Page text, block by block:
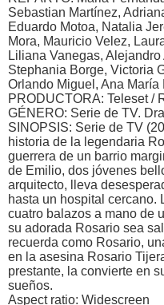
Sebastian Martínez,
Eduardo Motoa, Natalia
Mora, Mauricio Velez,
Liliana Vanegas,
Stephania Borge, Victoria
Orlando Miguel, Ana María
PRODUCTORA: Teleset /
GÉNERO: Serie de TV.
SINOPSIS: Serie de TV
historia de la legendaria
guerrera de un barrio
de Emilio, dos jóvenes
arquitecto, lleva
hasta un hospital
cuatro balazos a mano de
su adorada Rosario sea
recuerda como Rosario,
en la asesina Rosario
prestante, la convierte en
sueños.
Aspect ratio: Widescreen